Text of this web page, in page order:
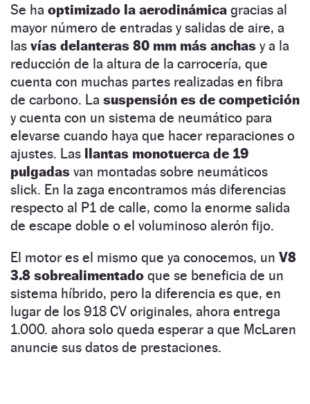
Se ha optimizado la aerodinámica gracias al
mayor número de entradas y salidas de aire, a
las vías delanteras 80 mm más anchas y a la
reducción de la altura de la carrocería, que
cuenta con muchas partes realizadas en fibra
de carbono. La suspensión es de competición
y cuenta con un sistema de neumático para
elevarse cuando haya que hacer reparaciones o
ajustes. Las llantas monotuerca de 19
pulgadas van montadas sobre neumáticos
slick. En la zaga encontramos más diferencias
respecto al P1 de calle, como la enorme salida
de escape doble o el voluminoso alerón fijo.
El motor es el mismo que ya conocemos, un V8
3.8 sobrealimentado que se beneficia de un
sistema híbrido, pero la diferencia es que, en
lugar de los 918 CV originales, ahora entrega
1.000. ahora solo queda esperar a que McLaren
anuncie sus datos de prestaciones.